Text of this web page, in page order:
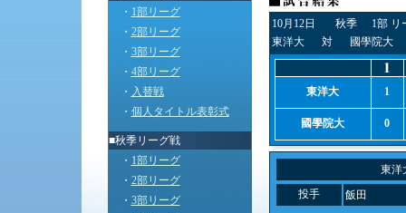
・ 1部リーグ
・ 2部リーグ
・ 3部リーグ
・ 4部リーグ
・ 入替戦
・ 個人タイトル表彰式
■秋季リーグ戦
・ 1部リーグ
・ 2部リーグ
・ 3部リーグ
10月12日 秋季
1部 リ
東洋大
対 國學院大
東洋大 1
國學院大 0
東洋
投手
飯田